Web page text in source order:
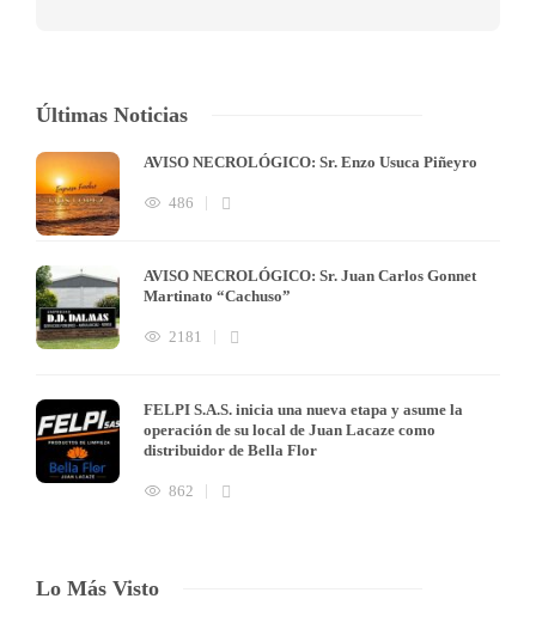
Últimas Noticias
AVISO NECROLÓGICO: Sr. Enzo Usuca Piñeyro
486
AVISO NECROLÓGICO: Sr. Juan Carlos Gonnet
Martinato “Cachuso”
2181
FELPI S.A.S. inicia una nueva etapa y asume la
operación de su local de Juan Lacaze como
distribuidor de Bella Flor
862
Lo Más Visto